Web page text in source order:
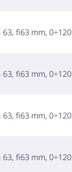
fi63 mm,
fi63 mm,
fi63 mm,
fi63 mm,